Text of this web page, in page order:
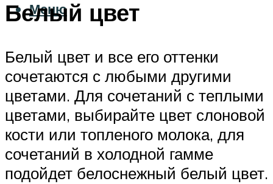
Меню
Белый цвет
Белый цвет и все его оттенки
сочетаются с любыми другими
цветами. Для сочетаний с теплыми
цветами, выбирайте цвет слоновой
кости или топленого молока, для
сочетаний в холодной гамме
подойдет белоснежный белый цвет.